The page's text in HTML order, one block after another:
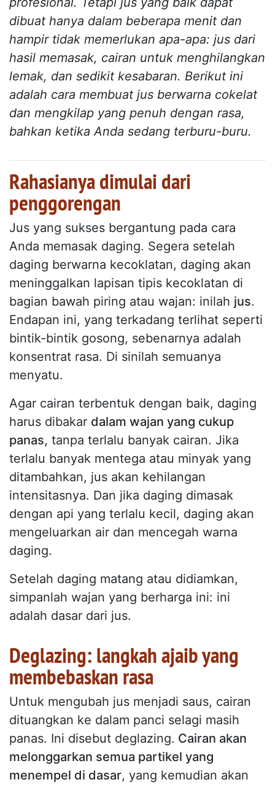
dibuat hanya dalam beberapa menit dan
hampir tidak memerlukan apa-apa: jus dari
hasil memasak, cairan untuk menghilangkan
lemak, dan sedikit kesabaran. Berikut ini
adalah cara membuat jus berwarna cokelat
dan mengkilap yang penuh dengan rasa,
bahkan ketika Anda sedang terburu-buru.
Rahasianya dimulai dari
penggorengan
Jus yang sukses bergantung pada cara
Anda memasak daging. Segera setelah
daging berwarna kecoklatan, daging akan
meninggalkan lapisan tipis kecoklatan di
bagian bawah piring atau wajan: inilah jus.
Endapan ini, yang terkadang terlihat seperti
bintik-bintik gosong, sebenarnya adalah
konsentrat rasa. Di sinilah semuanya
menyatu.
Agar cairan terbentuk dengan baik, daging
harus dibakar dalam wajan yang cukup
panas, tanpa terlalu banyak cairan. Jika
terlalu banyak mentega atau minyak yang
ditambahkan, jus akan kehilangan
intensitasnya. Dan jika daging dimasak
dengan api yang terlalu kecil, daging akan
mengeluarkan air dan mencegah warna
daging.
Setelah daging matang atau didiamkan,
simpanlah wajan yang berharga ini: ini
adalah dasar dari jus.
Deglazing: langkah ajaib yang
membebaskan rasa
Untuk mengubah jus menjadi saus, cairan
dituangkan ke dalam panci selagi masih
panas. Ini disebut deglazing. Cairan akan
melonggarkan semua partikel yang
menempel di dasar, yang kemudian akan